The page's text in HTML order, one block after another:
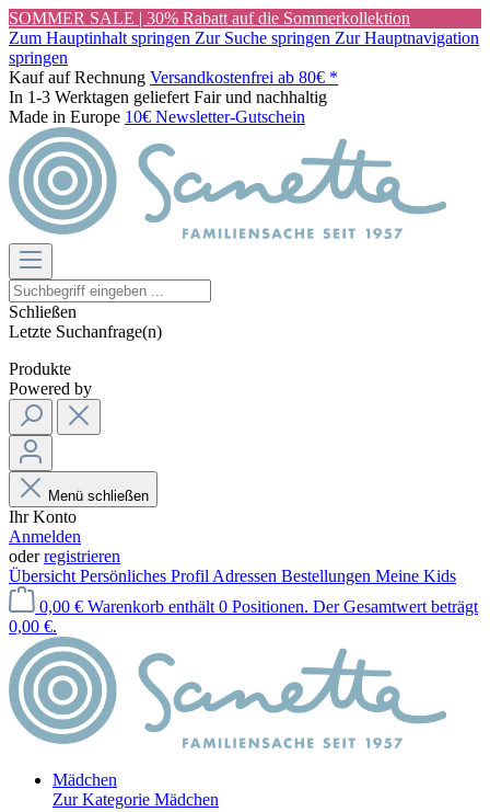
SOMMER SALE | 30% Rabatt auf die Sommerkollektion
Zum Hauptinhalt springen Zur Suche springen Zur Hauptnavigation
springen
Kauf auf Rechnung Versandkostenfrei ab 80€ *
In 1-3 Werktagen geliefert Fair und nachhaltig
Made in Europe 10€ Newsletter-Gutschein
Schließen
Letzte Suchanfrage(n)
Produkte
Powered by
Menü schließen
Ihr Konto
Anmelden
oderregistrieren
Übersicht Persönliches Profil Adressen Bestellungen Meine Kids
0,00 € Warenkorb enthält 0 Positionen. Der Gesamtwert beträgt
0,00 €.
Mädchen
Zur Kategorie Mädchen